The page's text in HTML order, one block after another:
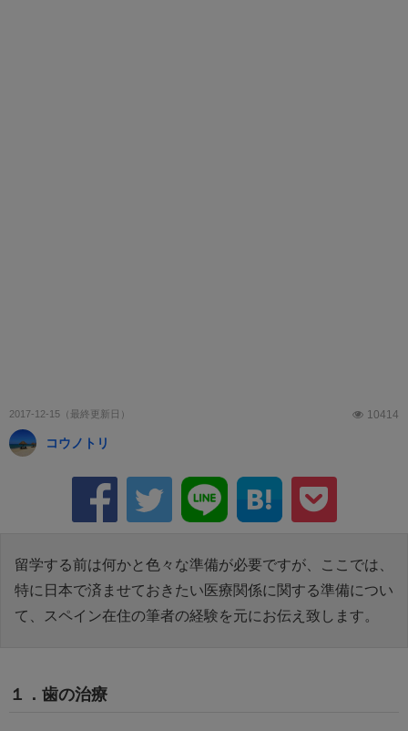
2017-12-15 10414
コウノトリ
留学する前は何かと色々な準備が必要ですが、ここでは、
特に日本で済ませておきたい医療関係に関する準備につい
て、スペイン在住の筆者の経験を元にお伝え致します。
１．歯の治療